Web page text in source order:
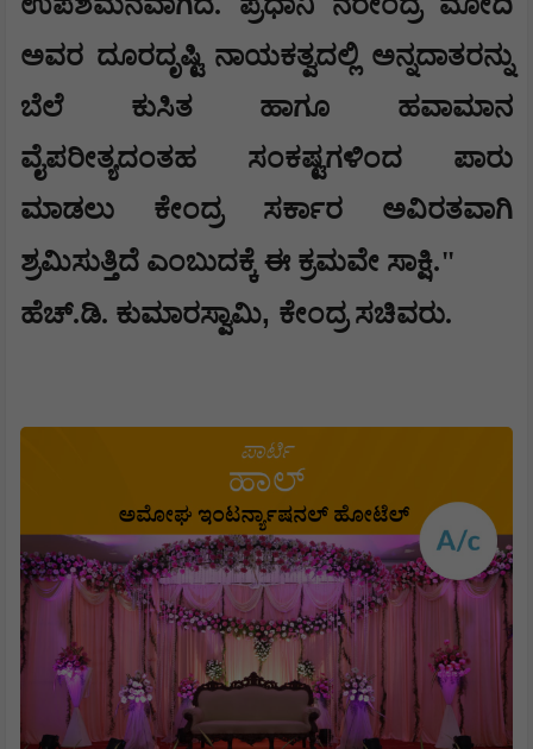
ಅವರ ದೂರದೃಷ್ಟಿ ನಾಯಕತ್ವದಲ್ಲಿ ಅನ್ನದಾತರನ್ನು
ಬೆಲೆ ಕುಸಿತ ಹಾಗೂ ಹವಾಮಾನ
ವೈಪರೀತ್ಯದಂತಹ ಸಂಕಷ್ಟಗಳಿಂದ ಪಾರು
ಮಾಡಲು ಕೇಂದ್ರ ಸರ್ಕಾರ ಅವಿರತವಾಗಿ
ಶ್ರಮಿಸುತ್ತಿದೆ ಎಂಬುದಕ್ಕೆ ಈ ಕ್ರಮವೇ ಸಾಕ್ಷಿ."
ಹೆಚ್.ಡಿ. ಕುಮಾರಸ್ವಾಮಿ, ಕೇಂದ್ರ ಸಚಿವರು.